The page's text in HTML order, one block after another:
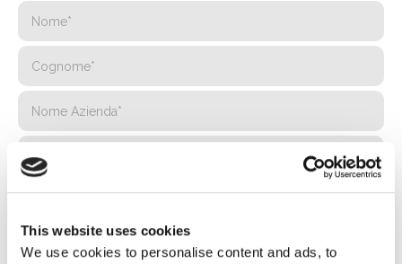
This website uses cookies
We use cookies to personalise content and ads, to